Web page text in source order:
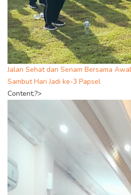
Jalan Sehat dan Senam Bersama
Sambut Hari Jadi ke-3 Papsel
Content;?>